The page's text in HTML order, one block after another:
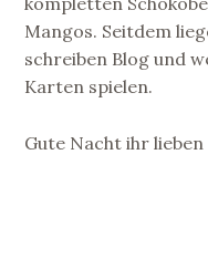
Mangos. Seitdem
schreiben Blog und
Karten spielen.
Gute Nacht ihr lieben